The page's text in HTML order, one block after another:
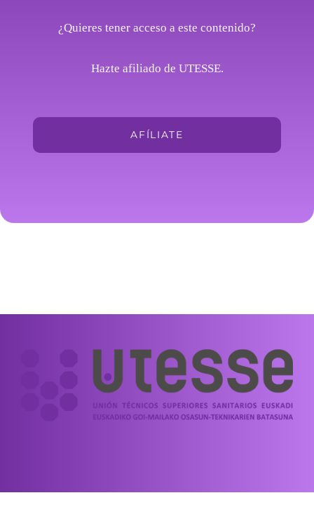
¿Quieres tener acceso a este contenido?
Hazte afiliado de UTESSE.
AFÍLIATE